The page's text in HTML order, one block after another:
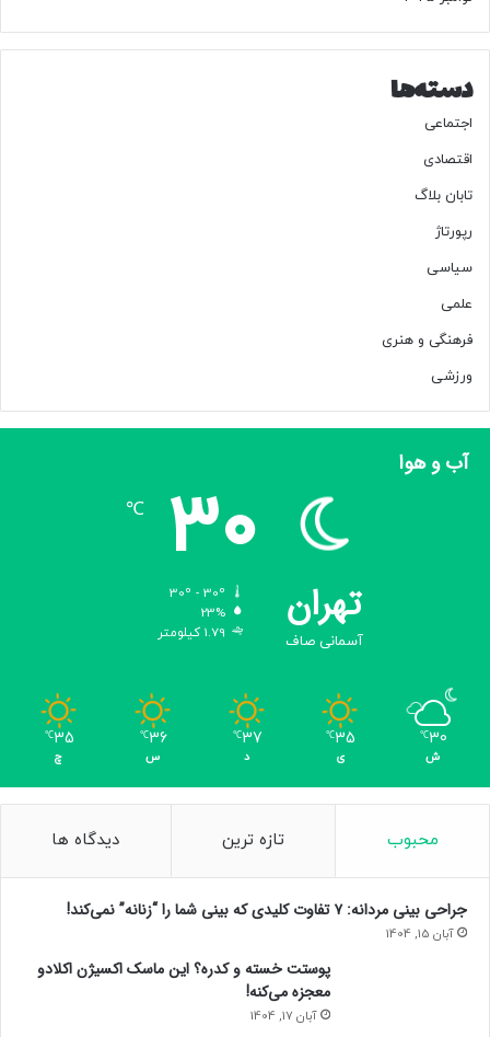
ج
د
و
دسته‌ها
اجتماعی
اقتصادی
تابان بلاگ
رپورتاژ
سیاسی
علمی
فرهنگی و هنری
ورزشی
آب و هوا
تهران
آسمانی صاف
30
℃
23%
1.79 کیلومتر
30
℃
ش
35
℃
ی
37
℃
د
36
℃
س
35
℃
چ
محبوب تازه ترین دیدگاه ها
جراحی بینی مردانه: ۷ تفاوت کلیدی که بینی شما را “زنانه” نمی‌کند!
آبان 15, 1404
پوستت خسته و کدره؟ این ماسک اکسیژن اکلادو
معجزه می‌کنه!
آبان 17, 1404